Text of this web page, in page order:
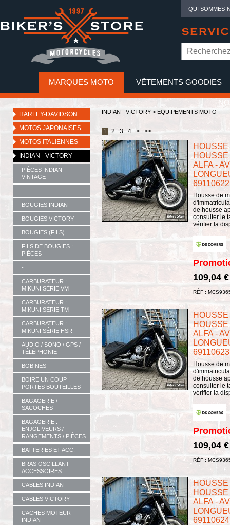
QUI SOMMES-
MARQUES MOTO VÊTEMENTS GOODIES
HARLEY-DAVIDSON
MOTOS JAPONAISES
MOTOS ITALIENNES
INDIAN - VICTORY
PIÈCES INDIAN
VINTAGE
-
BOUGIES INDIAN
BOUGIES VICTORY
BOUGIES (FILS)
FILS DE BOUGIES :
PIÈCES
-
CARBURATEUR :
MIKUNI SÉRIE VM
CARBURATEUR :
MIKUNI SÉRIE TM
CARBURATEUR :
MIKUNI SÉRIE HSR
AUDIO / SONO / GPS /
TÉLÉPHONIE
BOBINES
BOIRE UN COUP !
PORTES BOUTEILLES
BAGAGERIE /
SACOCHES
BAGAGERIE :
ENJOLIVEURS /
RANGEMENTS / PIÈCES
BATTERIES ET ACC.
BRAS OSCILLANT
ACCESSOIRES
CABLES INDIAN
CABLES VICTORY
CACHES MOTEUR
INDIAN
INDIAN - VICTORY > EQUIPEMENTS MOTO
1 2 3 4 > >>
HOUSSE
ALFA -
69110622
Housse de
de housse
consulter le
vérifier la
109,04
RÉF :
ALFA -
69110623
Housse de
de housse
consulter le
vérifier la
109,04
RÉF :
ALFA -
69110624